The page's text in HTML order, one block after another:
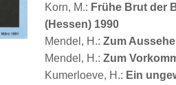
Korn, M.: Frühe Brut der
(Hessen) 1990
Mendel, H.: Zum
Mendel, H.: Zum
Kumerloeve, H.: Ein